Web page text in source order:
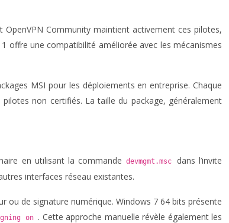
Community maintient activement ces pilotes,
offre une compatibilité améliorée avec les mécanismes
MSI pour les déploiements en entreprise. Chaque
non certifiés. La taille du package, généralement
en utilisant la commande devmgmt.msc dans l’invite
interfaces réseau existantes.
ou de signature numérique. Windows 7 64 bits présente
on . Cette approche manuelle révèle également les